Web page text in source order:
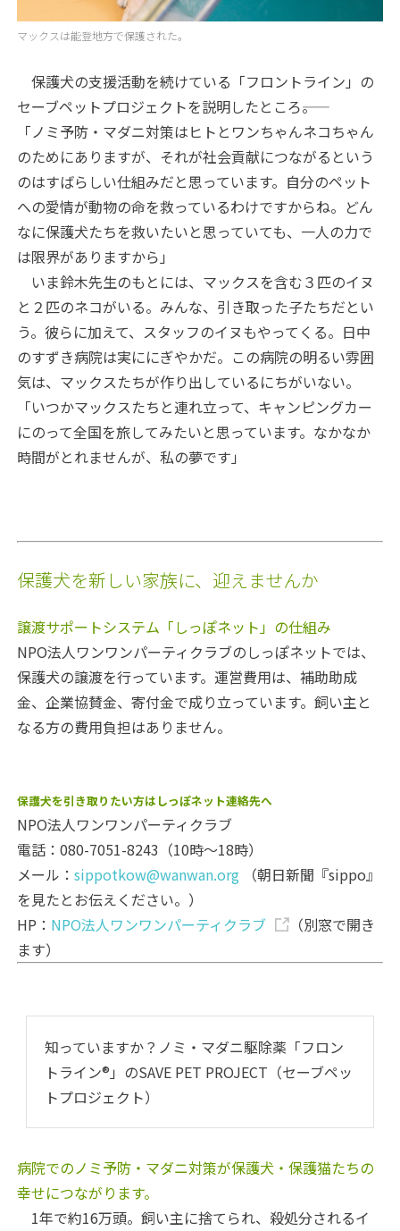
マックスは能登地方で保護された。
保護犬の支援活動を続けている「フロントライン」の
セーブペットプロジェクトを説明したところ――。
「ノミ予防・マダニ対策はヒトとワンちゃんネコちゃん
のためにありますが、それが社会貢献につながるという
のはすばらしい仕組みだと思っています。自分のペット
への愛情が動物の命を救っているわけですからね。どん
なに保護犬たちを救いたいと思っていても、一人の力で
は限界がありますから」
いま鈴木先生のもとには、マックスを含む３匹のイヌ
と２匹のネコがいる。みんな、引き取った子たちだとい
う。彼らに加えて、スタッフのイヌもやってくる。日中
のすずき病院は実ににぎやかだ。この病院の明るい雰囲
気は、マックスたちが作り出しているにちがいない。
「いつかマックスたちと連れ立って、キャンピングカー
にのって全国を旅してみたいと思っています。なかなか
時間がとれませんが、私の夢です」
保護犬を新しい家族に、迎えませんか
譲渡サポートシステム「しっぽネット」の仕組み
NPO法人ワンワンパーティクラブのしっぽネットでは、
保護犬の譲渡を行っています。運営費用は、補助助成
金、企業協賛金、寄付金で成り立っています。飼い主と
なる方の費用負担はありません。
保護犬を引き取りたい方はしっぽネット連絡先へ
NPO法人ワンワンパーティクラブ
電話：080-7051-8243（10時～18時）
メール：sippotkow@wanwan.org （朝日新聞『sippo』
を見たとお伝えください。）
HP： NPO法人ワンワンパーティクラブ
（別窓で開き
ます）
知っていますか？ノミ・マダニ駆除薬「フロン
トライン®」のSAVE PET PROJECT（セーブペッ
トプロジェクト）
病院でのノミ予防・マダニ対策が保護犬・保護猫たちの
幸せにつながります。
1年で約16万頭。飼い主に捨てられ、殺処分されるイ